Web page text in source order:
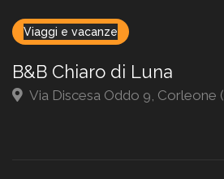
Viaggi e vacanze
B&B Chiaro di Luna
Via Discesa Oddo 9, Corleone